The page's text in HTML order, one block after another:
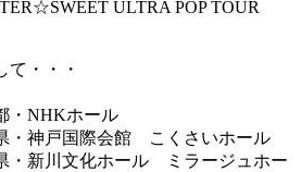
ULTRA POP TOUR
て・・・
・NHKホール
・神戸国際会館 こくさいホール
・新川文化ホール ミラージュホー